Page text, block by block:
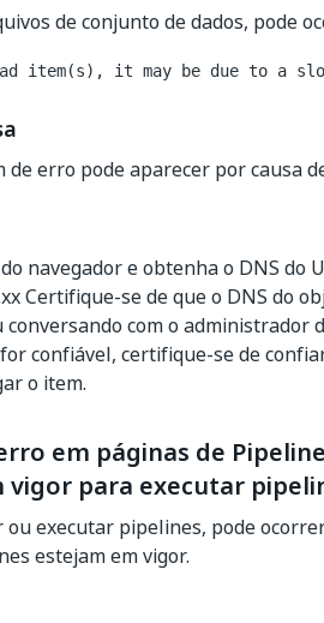
de conjunto de dados, pode
item(s), it may be due to a
de erro pode aparecer por causa
navegador e obtenha o DNS do
Certifique-se de que o DNS do
com o administrador
confiável, certifique-se de
o item.
em páginas de
vigor para executar
executar pipelines, pode
estejam em vigor.